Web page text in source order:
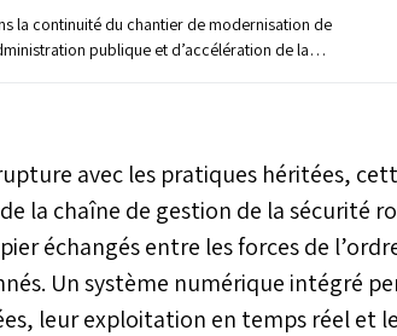
la continuité du chantier de modernisation de
publique et d’accélération de la
les procédures, renforcer la transparence
la qualité du service rendu aux citoyens,
en réduisant le recours au numéraire.
avec les pratiques héritées,
la chaîne de gestion de la sécurité
échangés entre les forces de
Un système numérique intégré
leur exploitation en temps réel et